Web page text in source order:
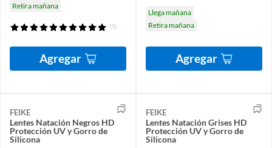
Retira mañana
(1)
Agregar
Llega mañana
Retira mañana
Agregar
FEIKE
Lentes Natación Negros HD
Protección UV y Gorro de
Silicona
FEIKE
Lentes Natación Grises HD
Protección UV y Gorro de
Silicona